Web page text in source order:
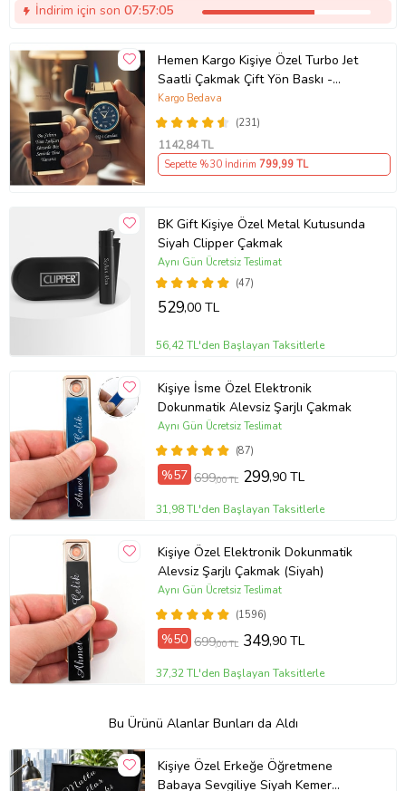
İndirim için son 07:57:05
Hemen Kargo Kişiye Özel Turbo Jet
Saatli Çakmak Çift Yön Baskı -
Sevgiliye Babaya Arkadaşa Eşe
Hediye
(231)
Kargo Bedava
1142,84 TL
Sepette %30 İndirim 799,99 TL
BK Gift Kişiye Özel Metal Kutusunda
Siyah Clipper Çakmak
(47)
Aynı Gün Ücretsiz Teslimat
529,00 TL
56,42 TL'den Başlayan Taksitlerle
Kişiye İsme Özel Elektronik
Dokunmatik Alevsiz Şarjlı Çakmak
(87)
Aynı Gün Ücretsiz Teslimat
%57 699,00 TL 299,90 TL
31,98 TL'den Başlayan Taksitlerle
Kişiye Özel Elektronik Dokunmatik
Alevsiz Şarjlı Çakmak (Siyah)
(1596)
Aynı Gün Ücretsiz Teslimat
%50 699,00 TL 349,90 TL
37,32 TL'den Başlayan Taksitlerle
Bu Ürünü Alanlar Bunları da Aldı
Kişiye Özel Erkeğe Öğretmene
Babaya Sevgiliye Siyah Kemer